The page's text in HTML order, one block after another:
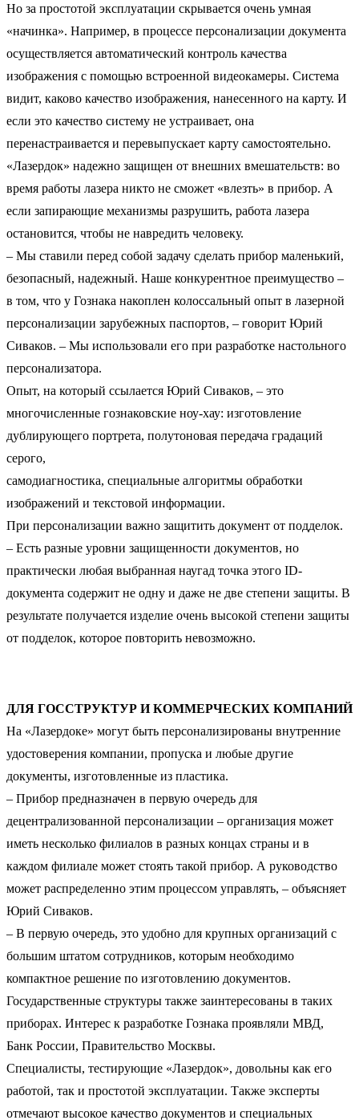
Но за простотой эксплуатации скрывается очень умная
«начинка». Например, в процессе персонализации документа
осуществляется автоматический контроль качества
изображения с помощью встроенной видеокамеры. Система
видит, каково качество изображения, нанесенного на карту. И
если это качество систему не устраивает, она
перенастраивается и перевыпускает карту самостоятельно.
«Лазердок» надежно защищен от внешних вмешательств: во
время работы лазера никто не сможет «влезть» в прибор. А
если запирающие механизмы разрушить, работа лазера
остановится, чтобы не навредить человеку.
– Мы ставили перед собой задачу сделать прибор маленький,
безопасный, надежный. Наше конкурентное преимущество –
в том, что у Гознака накоплен колоссальный опыт в лазерной
персонализации зарубежных паспортов, – говорит Юрий
Сиваков. – Мы использовали его при разработке настольного
персонализатора.
Опыт, на который ссылается Юрий Сиваков, – это
многочисленные гознаковские ноу-хау: изготовление
дублирующего портрета, полутоновая передача градаций
серого,
самодиагностика, специальные алгоритмы обработки
изображений и текстовой информации.
При персонализации важно защитить документ от подделок.
– Есть разные уровни защищенности документов, но
практически любая выбранная наугад точка этого ID-
документа содержит не одну и даже не две степени защиты. В
результате получается изделие очень высокой степени защиты
от подделок, которое повторить невозможно.
ДЛЯ ГОССТРУКТУР И КОММЕРЧЕСКИХ КОМПАНИЙ
На «Лазердоке» могут быть персонализированы внутренние
удостоверения компании, пропуска и любые другие
документы, изготовленные из пластика.
– Прибор предназначен в первую очередь для
децентрализованной персонализации – организация может
иметь несколько филиалов в разных концах страны и в
каждом филиале может стоять такой прибор. А руководство
может распределенно этим процессом управлять, – объясняет
Юрий Сиваков.
– В первую очередь, это удобно для крупных организаций с
большим штатом сотрудников, которым необходимо
компактное решение по изготовлению документов.
Государственные структуры также заинтересованы в таких
приборах. Интерес к разработке Гознака проявляли МВД,
Банк России, Правительство Москвы.
Специалисты, тестирующие «Лазердок», довольны как его
работой, так и простотой эксплуатации. Также эксперты
отмечают высокое качество документов и специальных